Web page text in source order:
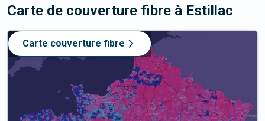
Carte de couverture fibre à Estillac
Carte couverture fibre